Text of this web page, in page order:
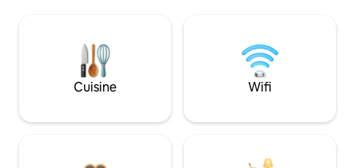
Cuisine Wifi